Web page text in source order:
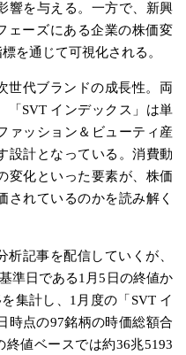
響を与える。一方で、新興
ェーズにある企業の株価変
を通じて可視化される。
世代ブランドの成長性。両
「SVT インデックス」は単
ァッション＆ビューティ産
設計となっている。消費動
変化といった要素が、株価
されているのかを読み解く
記事を配信していくが、
準日である1月5日の終値か
集計し、1月度の「SVT イ
時点の97銘柄の時価総額合
値ベースでは約36兆5193